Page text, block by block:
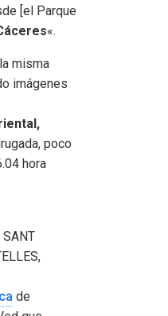
[el Parque
«.
misma
imágenes
poco
hora
SANT
de